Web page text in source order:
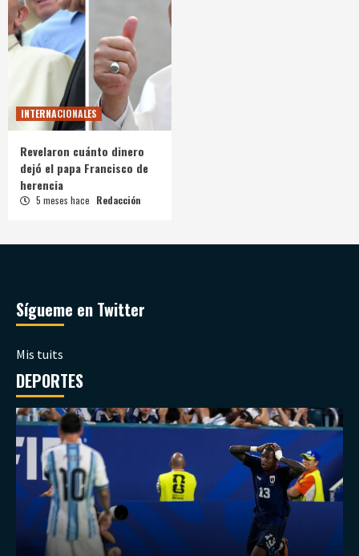
INTERNACIONALES
Revelaron cuánto dinero
dejó el papa Francisco de
herencia
5 meses hace Redacción
Sígueme en Twitter
Mis tuits
DEPORTES